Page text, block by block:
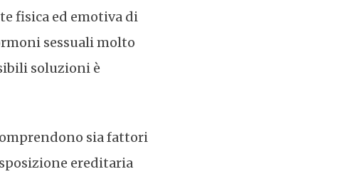
fisica ed emotiva di
sessuali molto
soluzioni è
sia fattori
ereditaria